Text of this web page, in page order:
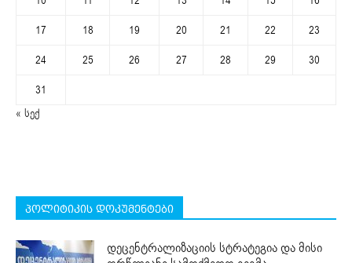
17
18 19 20 21 22
23
24
25 26 27 28 29
30
31
« სექ
პოლიტიკის დოკუმენტები
დეცენტრალიზაციის სტრატეგია და მისი